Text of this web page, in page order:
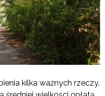
kilka ważnych rzeczy.